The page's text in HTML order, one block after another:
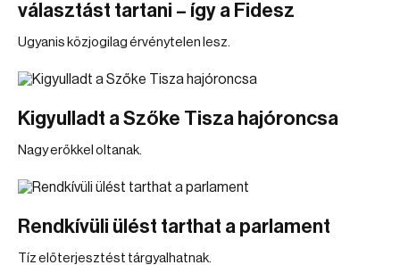
választást tartani – így a Fidesz
Ugyanis közjogilag érvénytelen lesz.
Kigyulladt a Szőke Tisza hajóroncsa
Nagy erőkkel oltanak.
Rendkívüli ülést tarthat a parlament
Tíz előterjesztést tárgyalhatnak.